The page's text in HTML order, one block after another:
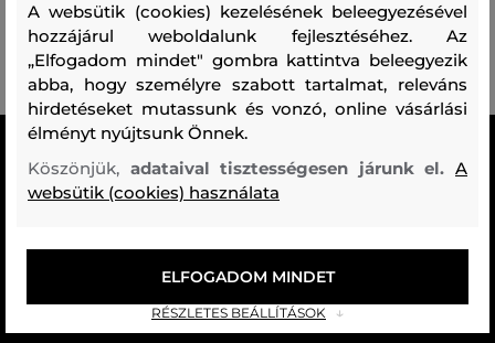
33 990 Ft
Elérhető méretek:
M , L, XL
33 990 Ft
Elérhető méretek:
L, XL
A webáruházban lévő összes áru raktáron van.
Cégünk több évtizedes értékesítési múlttal rendelkezik
Magyarországon. Nálunk mindig 100%-ban eredeti terméket vásárol.
A websütik (cookies) kezelésének beleegyezésével
hozzájárul weboldalunk fejlesztéséhez. Az
„Elfogadom mindet" gombra kattintva beleegyezik
abba, hogy személyre szabott tartalmat, releváns
hirdetéseket mutassunk és vonzó, online vásárlási
élményt nyújtsunk Önnek.
Köszönjük, adataival tisztességesen járunk el.A
websütik (cookies) használata
RÉSZLETES BEÁLLÍTÁSOK
ELFOGADOM MINDET